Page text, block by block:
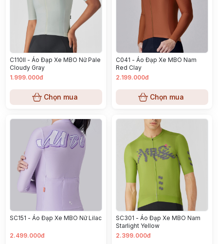
C110II - Áo Đạp Xe MBO Nữ Pale
Cloudy Gray
1.999.000đ
Chọn mua
C041 - Áo Đạp Xe MBO Nam
Red Clay
2.199.000đ
Chọn mua
SC151 - Áo Đạp Xe MBO Nữ Lilac
2.499.000đ
SC301 - Áo Đạp Xe MBO Nam
Starlight Yellow
2.399.000đ